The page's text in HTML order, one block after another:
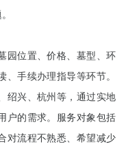
园位置、价格、墓型、环
手续办理指导等环节。
绍兴、杭州等，通过实地
户的需求。服务对象包括
对流程不熟悉、希望减少